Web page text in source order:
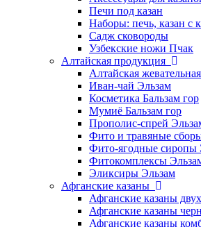
Печи под казан
Наборы: печь, казан с
Садж сковороды
Узбекские ножи Пчак
Алтайская продукция
Алтайская
Иван-чай Эльзам
Косметика Бальзам гор
Мумиё Бальзам гор
Прополис-спрей
Фито и травяные
Фито-ягодные сиропы
Фитокомплексы
Эликсиры Эльзам
Афганские казаны
Афганские казаны
Афганские казаны
Афганские казаны